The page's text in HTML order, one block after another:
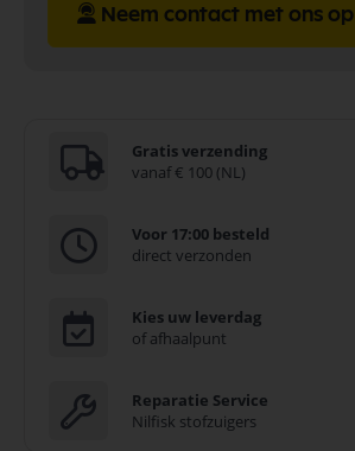
Neem contact met ons op
Gratis verzending
vanaf € 100 (NL)
Voor 17:00 besteld
direct verzonden
Kies uw leverdag
of afhaalpunt
Reparatie Service
Nilfisk stofzuigers